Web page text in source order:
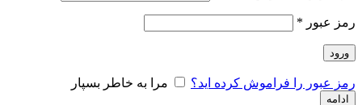
رمز عبور *
ورود
رمز عبور را فراموش کرده اید؟ مرا به خاطر بسپار
ادامه